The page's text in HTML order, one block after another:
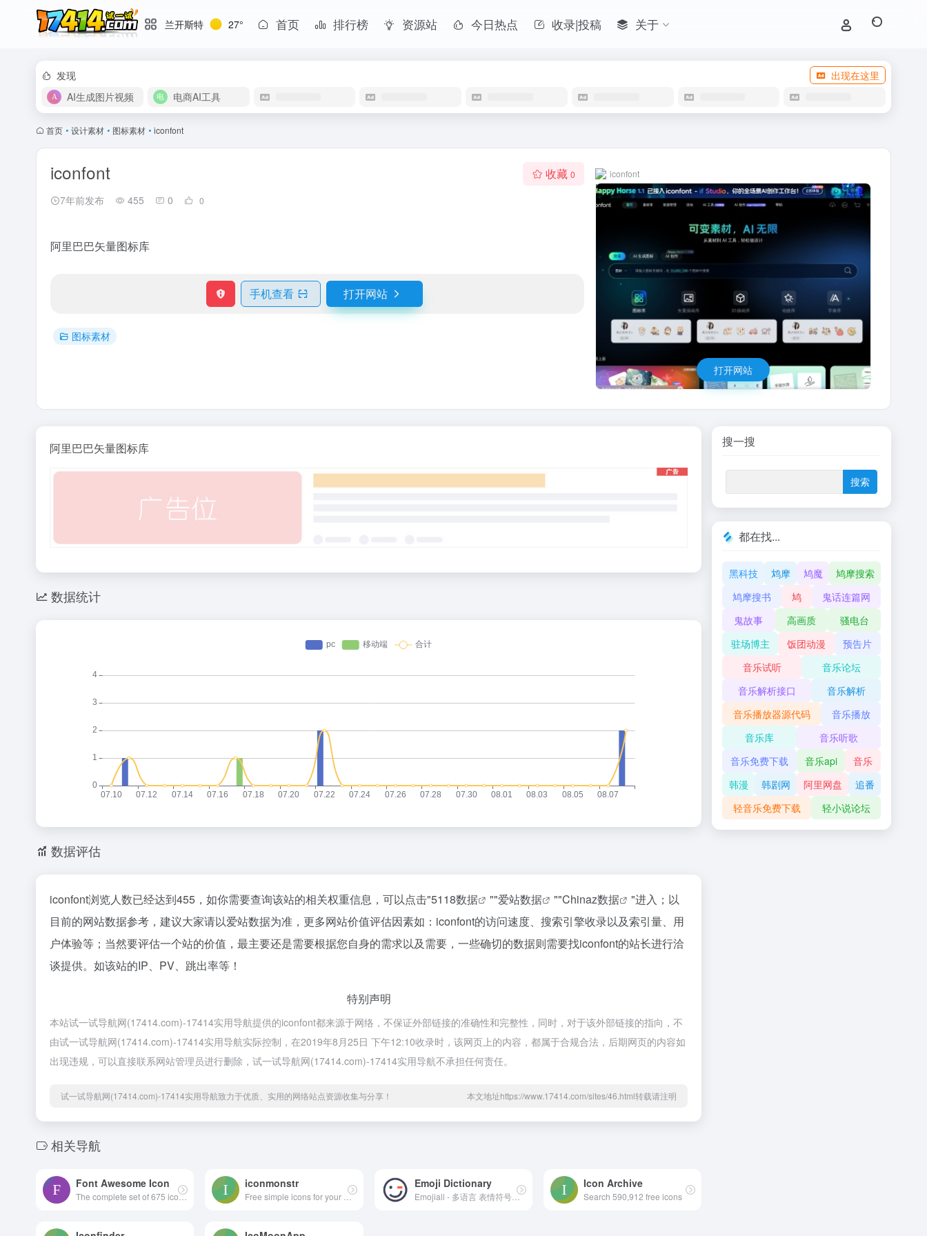
兰开斯特 27° 首页 排行榜 资源站 今日热点 收录|投稿 关于
发现
出现在这里
AI生成图片视频
电商AI工具
首页 • 设计素材 • 图标素材 • iconfont
iconfont
7年前发布 455 0 0
收藏 0
阿里巴巴矢量图标库
打开网站
手机查看
图标素材
iconfont
打开网站
阿里巴巴矢量图标库
数据统计
数据评估
iconfont浏览人数已经达到455，如你需要查询该站的相关权重信息，可以点击"5118数据 ""爱站数据 ""Chinaz数据
"进入；以
目前的网站数据参考，建议大家请以爱站数据为准，更多网站价值评估因素如：iconfont的访问速度、搜索引擎收录以及索引量、用
户体验等；当然要评估一个站的价值，最主要还是需要根据您自身的需求以及需要，一些确切的数据则需要找iconfont的站长进行洽
谈提供。如该站的IP、PV、跳出率等！
特别声明
本站试一试导航网(17414.com)-17414实用导航提供的iconfont都来源于网络，不保证外部链接的准确性和完整性，同时，对于该外部链接的指向，不
由试一试导航网(17414.com)-17414实用导航实际控制，在2019年8月25日 下午12:10收录时，该网页上的内容，都属于合规合法，后期网页的内容如
出现违规，可以直接联系网站管理员进行删除，试一试导航网(17414.com)-17414实用导航不承担任何责任。
试一试导航网(17414.com)-17414实用导航致力于优质、实用的网络站点资源收集与分享！ 本文地址https://www.17414.com/sites/46.html转载请注明
相关导航
Font Awesome Icon
The complete set of 675 icons in Font Awesome
iconmonstr
Free simple icons for your next project
Emoji Dictionary
Emojiall - 多语言 表情符号词典 关于表情符号的一切：含义、图片及更多 Emojiall is a multi-language Emoji Dictionary 📖. We provide you emoji copy and paste, emoji pictures, advanced emoji search, emoji leaderboard, emoji sentiment analysis, emoji mini-games, comments and other awesome features 🥰.
Icon Archive
Search 590,912 free icons
搜一搜
都在找...
黑科技 鸩摩 鸠魔
鸠摩搜索
鸠摩搜书
鸠
鬼话连篇网
鬼故事
高画质
骚电台
驻场博主
饭团动漫
预告片
音乐试听
音乐论坛
音乐解析接口
音乐解析
音乐播放器源代码
音乐播放
音乐库
音乐听歌
音乐免费下载
音乐api
音乐
韩漫
韩剧网 阿里网盘
追番
轻音乐免费下载
轻小说论坛